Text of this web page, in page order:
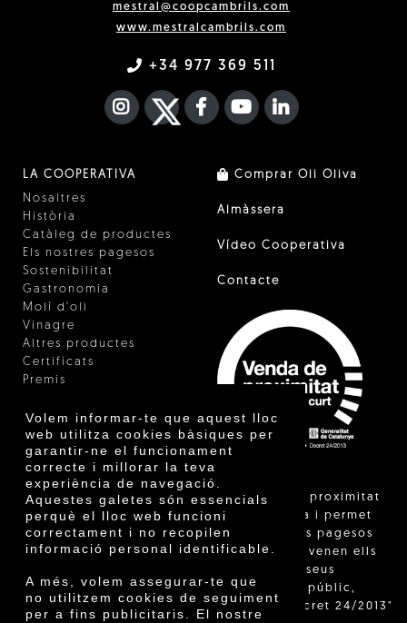
Volem informar-te que aquest lloc
web utilitza cookies bàsiques per
garantir-ne el funcionament
correcte i millorar la teva
experiència de navegació.
Aquestes galetes són essencials
perquè el lloc web funcioni
correctament i no recopilen
informació personal identificable.
A més, volem assegurar-te que
no utilitzem cookies de seguiment
per a fins publicitaris. El nostre
mestral@coopcambrils.com
www.mestralcambrils.com
+34 977 369 511
INSTAGRAM
TWITTER
FACEBOOK F
YOUTUBEFA LINKEDIN
LA COOPERATIVA
Nosaltres
Història
Catàleg de productes
Els nostres pagesos
Sostenibilitat
Gastronomia
Molí d'oli
Vinagre
Altres productes
Certificats
Premis
Comprar Oli Oliva
Almàssera
Vídeo Cooperativa
Contacte
"La venda de proximitat
està regulada i permet
identificar els pagesos
catalans que venen ells
mateixos els seus
productes al públic,
segons el Decret 24/2013"